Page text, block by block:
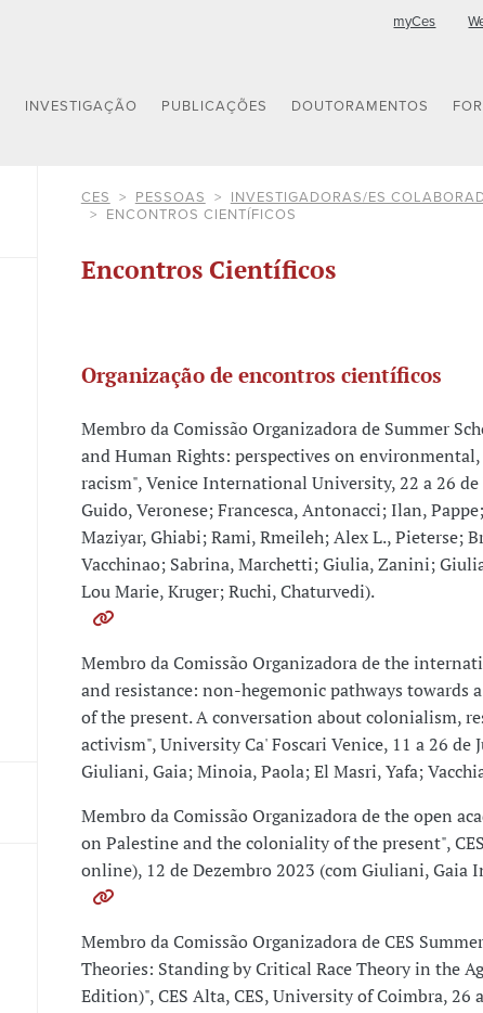
myCes
INVESTIGAÇÃO PUBLICAÇÕES DOUTORAMENTOS
CES PESSOAS INVESTIGADORAS/ES
ENCONTROS CIENTÍFICOS
Encontros Científicos
Organização de encontros científicos
Membro da Comissão Organizadora de Summer
and Human Rights: perspectives on
racism", Venice International University, 22 a 26 de
Guido, Veronese; Francesca, Antonacci; Ilan,
Maziyar, Ghiabi; Rami, Rmeileh; Alex L., Pieterse;
Vacchinao; Sabrina, Marchetti; Giulia, Zanini;
Lou Marie, Kruger; Ruchi, Chaturvedi).
Membro da Comissão Organizadora de the
and resistance: non-hegemonic pathways towards
of the present. A conversation about colonialism,
activism", University Ca' Foscari Venice, 11 a 26 de
Giuliani, Gaia; Minoia, Paola; El Masri, Yafa;
Membro da Comissão Organizadora de the open
on Palestine and the coloniality of the present",
online), 12 de Dezembro 2023 (com Giuliani, Gaia
Membro da Comissão Organizadora de CES
Theories: Standing by Critical Race Theory in the
Edition)", CES Alta, CES, University of Coimbra, 26